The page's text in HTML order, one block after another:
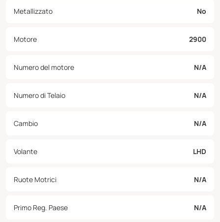
Metallizzato No
Motore 2900
Numero del motore N/A
Numero di Telaio N/A
Cambio N/A
Volante LHD
Ruote Motrici N/A
Primo Reg. Paese N/A